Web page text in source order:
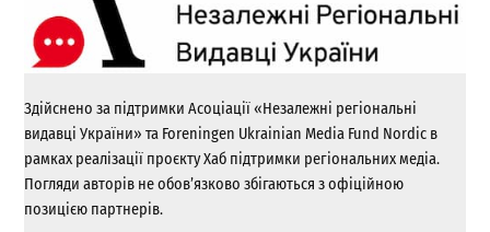
Здійснено за підтримки Асоціації «Незалежні регіональні
видавці України» та Foreningen Ukrainian Media Fund Nordic в
рамках реалізації проєкту Хаб підтримки регіональних медіа.
Погляди авторів не обов’язково збігаються з офіційною
позицією партнерів.